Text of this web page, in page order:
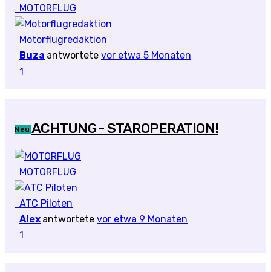
MOTORFLUG
Motorflugredaktion
Buza antwortete vor etwa 5 Monaten
1
Neu ACHTUNG - STAROPERATION!
MOTORFLUG
ATC Piloten
Alex antwortete vor etwa 9 Monaten
1